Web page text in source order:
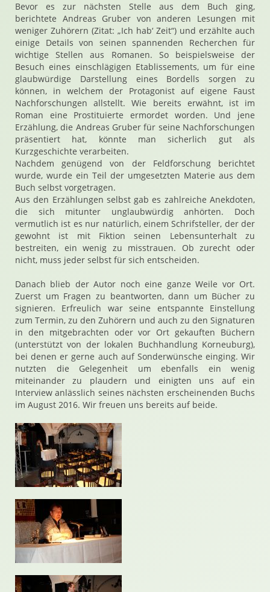
Bevor es zur nächsten Stelle aus dem Buch ging,
berichtete Andreas Gruber von anderen Lesungen mit
weniger Zuhörern (Zitat: „Ich hab‘ Zeit“) und erzählte auch
einige Details von seinen spannenden Recherchen für
wichtige Stellen aus Romanen. So beispielsweise der
Besuch eines einschlägigen Etablissements, um für eine
glaubwürdige Darstellung eines Bordells sorgen zu
können, in welchem der Protagonist auf eigene Faust
Nachforschungen allstellt. Wie bereits erwähnt, ist im
Roman eine Prostituierte ermordet worden. Und jene
Erzählung, die Andreas Gruber für seine Nachforschungen
präsentiert hat, könnte man sicherlich gut als
Kurzgeschichte verarbeiten.
Nachdem genügend von der Feldforschung berichtet
wurde, wurde ein Teil der umgesetzten Materie aus dem
Buch selbst vorgetragen.
Aus den Erzählungen selbst gab es zahlreiche Anekdoten,
die sich mitunter unglaubwürdig anhörten. Doch
vermutlich ist es nur natürlich, einem Schrifsteller, der der
gewohnt ist mit Fiktion seinen Lebensunterhalt zu
bestreiten, ein wenig zu misstrauen. Ob zurecht oder
nicht, muss jeder selbst für sich entscheiden.
Danach blieb der Autor noch eine ganze Weile vor Ort.
Zuerst um Fragen zu beantworten, dann um Bücher zu
signieren. Erfreulich war seine entspannte Einstellung
zum Termin, zu den Zuhörern und auch zu den Signaturen
in den mitgebrachten oder vor Ort gekauften Büchern
(unterstützt von der lokalen Buchhandlung Korneuburg),
bei denen er gerne auch auf Sonderwünsche einging. Wir
nutzten die Gelegenheit um ebenfalls ein wenig
miteinander zu plaudern und einigten uns auf ein
Interview anlässlich seines nächsten erscheinenden Buchs
im August 2016. Wir freuen uns bereits auf beide.